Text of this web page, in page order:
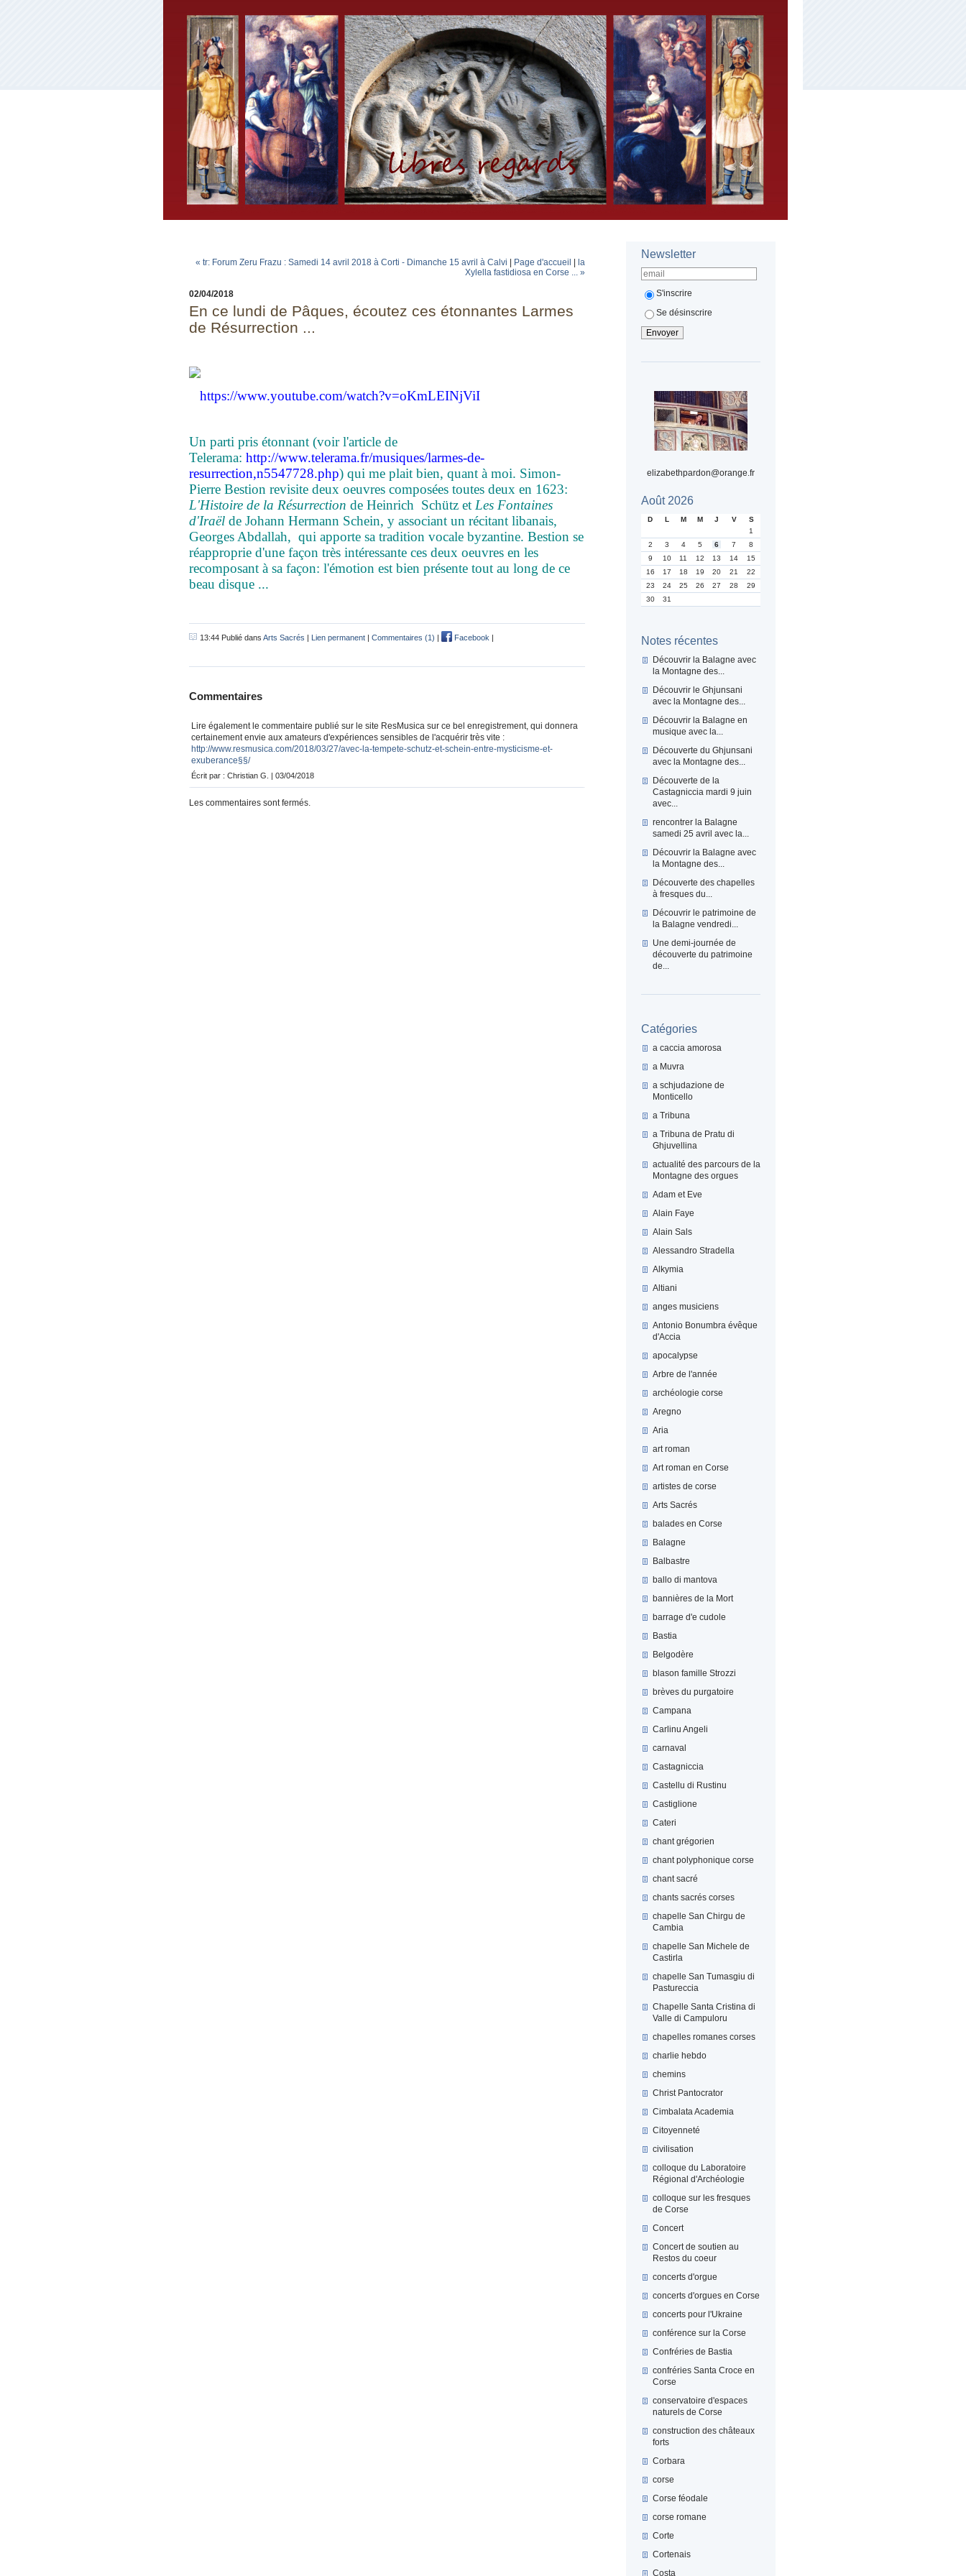
Newsletter
S'inscrire
Se désinscrire
elizabethpardon@orange.fr
Août 2026
D L M M J V
S
1
2
3 4 5 6 7
8
9
10 11 12 13 14
15
16
17 18 19 20 21
22
23
24 25 26 27 28
29
30
31
Notes récentes
Découvrir la Balagne avec
la Montagne des...
Découvrir le Ghjunsani
avec la Montagne des...
Découvrir la Balagne en
musique avec la...
Découverte du Ghjunsani
avec la Montagne des...
Découverte de la
Castagniccia mardi 9 juin
avec...
rencontrer la Balagne
samedi 25 avril avec la...
Découvrir la Balagne avec
la Montagne des...
Découverte des chapelles
à fresques du...
Découvrir le patrimoine de
la Balagne vendredi...
Une demi-journée de
découverte du patrimoine
de...
Catégories
a caccia amorosa
a Muvra
a schjudazione de
Monticello
a Tribuna
a Tribuna de Pratu di
Ghjuvellina
actualité des parcours de la
Montagne des orgues
Adam et Eve
Alain Faye
Alain Sals
Alessandro Stradella
Alkymia
Altiani
anges musiciens
Antonio Bonumbra évêque
d'Accia
apocalypse
Arbre de l'année
archéologie corse
Aregno
Aria
art roman
Art roman en Corse
artistes de corse
Arts Sacrés
balades en Corse
Balagne
Balbastre
ballo di mantova
bannières de la Mort
barrage d'e cudole
Bastia
Belgodère
blason famille Strozzi
brèves du purgatoire
Campana
Carlinu Angeli
carnaval
Castagniccia
Castellu di Rustinu
Castiglione
Cateri
chant grégorien
chant polyphonique corse
chant sacré
chants sacrés corses
chapelle San Chirgu de
Cambia
chapelle San Michele de
Castirla
chapelle San Tumasgiu di
Pastureccia
Chapelle Santa Cristina di
Valle di Campuloru
chapelles romanes corses
charlie hebdo
chemins
Christ Pantocrator
Cimbalata Academia
Citoyenneté
civilisation
colloque du Laboratoire
Régional d'Archéologie
colloque sur les fresques
de Corse
Concert
Concert de soutien au
Restos du coeur
concerts d'orgue
concerts d'orgues en Corse
concerts pour l'Ukraine
conférence sur la Corse
Confréries de Bastia
confréries Santa Croce en
Corse
conservatoire d'espaces
naturels de Corse
construction des châteaux
forts
Corbara
corse
Corse féodale
corse romane
Corte
Cortenais
Costa
« tr: Forum Zeru Frazu : Samedi 14 avril 2018 à Corti - Dimanche 15 avril à Calvi Page d'accueil
la
Xylella fastidiosa en Corse ... »
02/04/2018
En ce lundi de Pâques, écoutez ces étonnantes Larmes
de Résurrection ...
https://www.youtube.com/watch?v=oKmLEINjViI
Un parti pris étonnant (voir l'article de
Telerama: http://www.telerama.fr/musiques/larmes-de-
resurrection,n5547728.php) qui me plait bien, quant à moi. Simon-
Pierre Bestion revisite deux oeuvres composées toutes deux en 1623:
L'Histoire de la Résurrection de Heinrich Schütz et Les Fontaines
d'Iraël de Johann Hermann Schein, y associant un récitant libanais,
Georges Abdallah, qui apporte sa tradition vocale byzantine. Bestion se
réapproprie d'une façon très intéressante ces deux oeuvres en les
recomposant à sa façon: l'émotion est bien présente tout au long de ce
beau disque ...
13:44 Publié dans Arts Sacrés | Lien permanent | Commentaires (1) | Facebook |
Commentaires
Lire également le commentaire publié sur le site ResMusica sur ce bel enregistrement, qui donnera
certainement envie aux amateurs d'expériences sensibles de l'acquérir très vite :
http://www.resmusica.com/2018/03/27/avec-la-tempete-schutz-et-schein-entre-mysticisme-et-
exuberance§§/
Écrit par : Christian G. | 03/04/2018
Les commentaires sont fermés.